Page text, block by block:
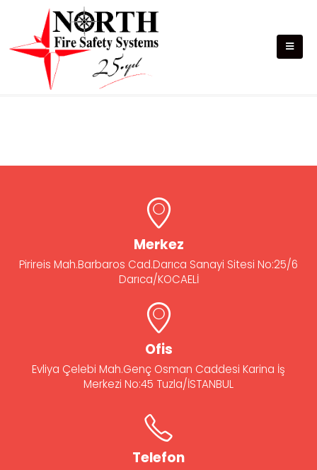
Sistem Kurulumu
Merkez
Pirireis Mah.Barbaros Cad.Darıca Sanayi Sitesi No:25/6
Darıca/KOCAELİ
Ofis
Evliya Çelebi Mah.Genç Osman Caddesi Karina İş
Merkezi No:45 Tuzla/İSTANBUL
Telefon